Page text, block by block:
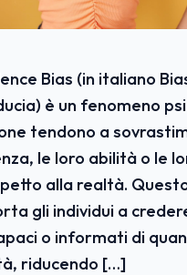
Bias (in italiano
è un fenomeno
tendono a
le loro abilità o le
alla realtà.
gli individui a
o informati di
riducendo […]